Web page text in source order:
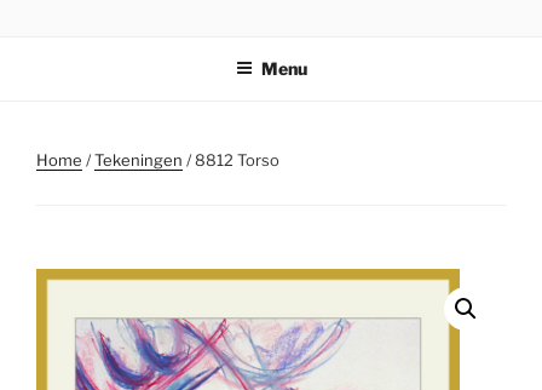
Menu
Home /Tekeningen / 8812 Torso